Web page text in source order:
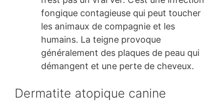
fongique contagieuse qui peut toucher
les animaux de compagnie et les
humains. La teigne provoque
généralement des plaques de peau qui
démangent et une perte de cheveux.
Dermatite atopique canine